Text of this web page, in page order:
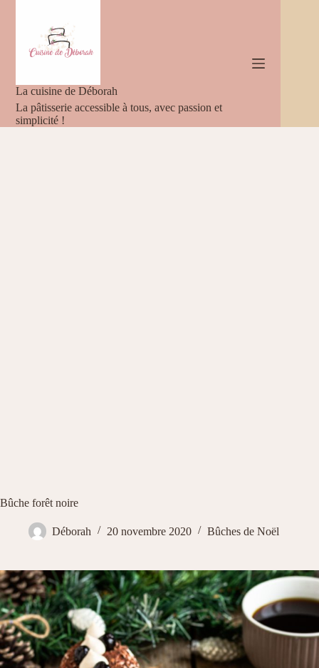
La cuisine de Déborah
La pâtisserie accessible à tous, avec passion et
simplicité !
Bûche forêt noire
Déborah 20 novembre 2020 Bûches de Noël